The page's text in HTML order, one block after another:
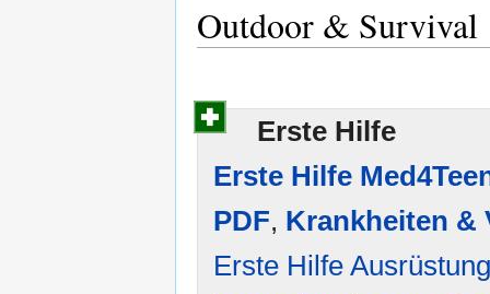
Outdoor & Survival
Erste Hilfe
Erste Hilfe
PDF, Krankheiten &
Erste Hilfe Ausrüstung